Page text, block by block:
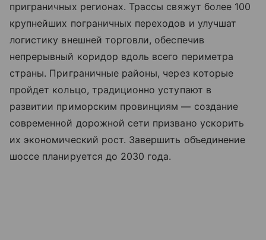
приграничных регионах. Трассы свяжут более 100
крупнейших пограничных переходов и улучшат
логистику внешней торговли, обеспечив
непрерывный коридор вдоль всего периметра
страны. Приграничные районы, через которые
пройдет кольцо, традиционно уступают в
развитии приморским провинциям — создание
современной дорожной сети призвано ускорить
их экономический рост. Завершить объединение
шоссе планируется до 2030 года.